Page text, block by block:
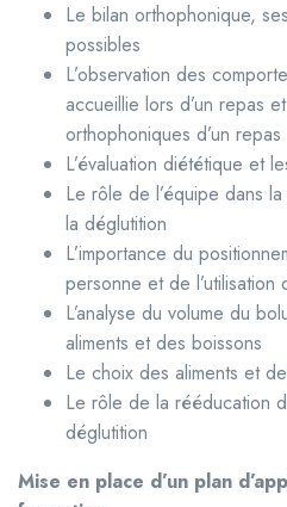
Le bilan orthophonique,
possibles
L’observation des
accueillie lors d’un repas
orthophoniques d’un repas
L’évaluation diététique et
Le rôle de l’équipe dans
la déglutition
L’importance du
personne et de
L’analyse du volume du
aliments et des boissons
Le choix des aliments et
Le rôle de la rééducation
déglutition
Mise en place d’un plan